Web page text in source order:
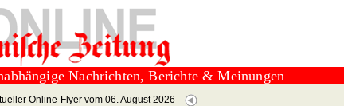
Nachrichten, Berichte & Meinungen
Online-Flyer vom 06. August 2026